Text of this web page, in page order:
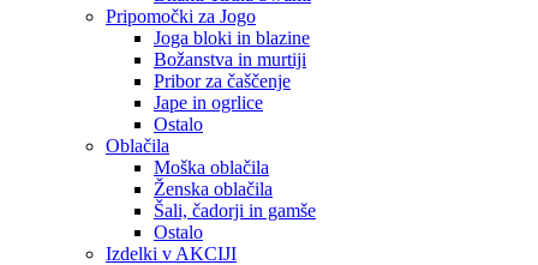
Pripomočki za Jogo
Joga bloki in blazine
Božanstva in murtiji
Pribor za čaščenje
Jape in ogrlice
Ostalo
Oblačila
Moška oblačila
Ženska oblačila
Šali, čadorji in gamše
Ostalo
Izdelki v AKCIJI